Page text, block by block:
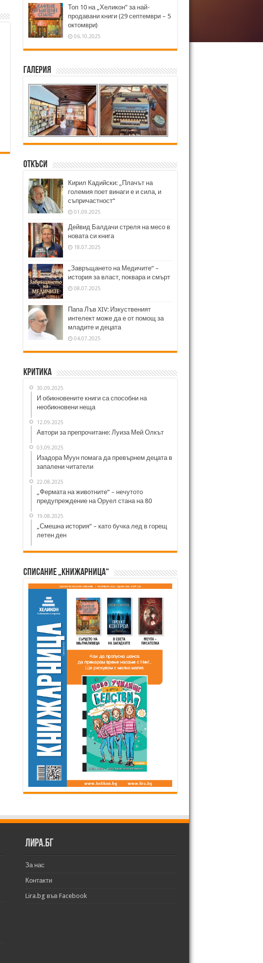
Топ 10 на „Хеликон” за най-
продавани книги (29 септември – 5
октомври)
06.10.2025
Галерия
Откъси
Кирил Кадийски: „Плачът на
големия поет винаги е и сила, и
съпричастност“
01.09.2025
Дейвид Балдачи стреля на месо в
новата си книга
18.07.2025
„Завръщането на Медичите“ –
история за власт, поквара и смърт
08.07.2025
Папа Лъв XIV: Изкуственият
интелект може да е от помощ за
младите и децата
04.07.2025
Критика
30.09.2025
И обикновените книги са способни на
необикновени неща
12.09.2025
Автори за препрочитане: Луиза Мей Олкът
03.09.2025
Изадора Муун помага да превърнем децата в
запалени читатели
22.08.2025
„Фермата на животните“ – нечутото
предупреждение на Оруел стана на 80
19.08.2025
„Смешна история“ – като бучка лед в горещ
летен ден
Списание „Книжарница“
Лира.бг
За нас
Контакти
Lira.bg във Facebook